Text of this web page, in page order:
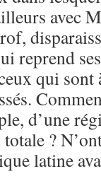
avec
reprend
qui sont
d’une
?
latine